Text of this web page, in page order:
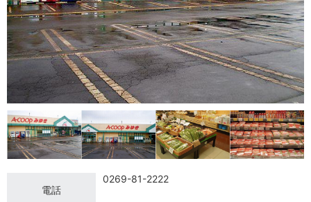
電話
0269-81-2222